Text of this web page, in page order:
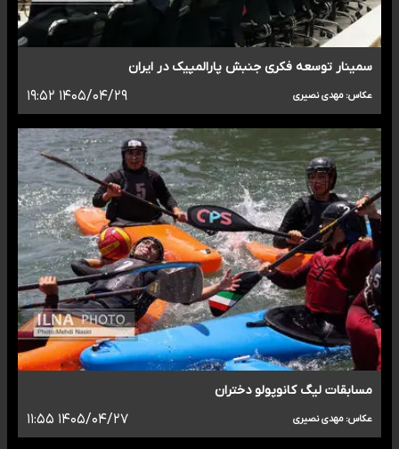
سمینار توسعه فکری جنبش پارالمپیک در ایران
عکاس: مهدی نصیری ۱۴۰۵/۰۴/۲۹ ۱۹:۵۲
مسابقات لیگ کانوپولو دختران
عکاس: مهدی نصیری ۱۴۰۵/۰۴/۲۷ ۱۱:۵۵